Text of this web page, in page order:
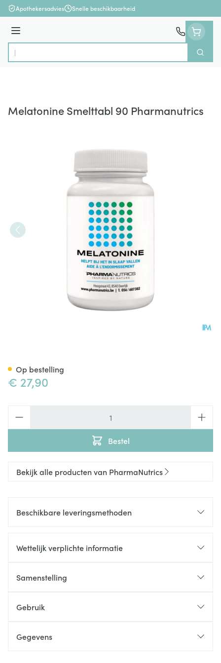
Ga naar de inhoud
Apothekersadvies Snelle beschikbaarheid
Menu
Product, merk, categorie...
Zoek
Melatonine Smelttabl 90 Pharmanutrics
€ 27,90
Bestel
Op bestelling
Bekijk alle producten van PharmaNutrics
Beschikbare leveringsmethoden
Wettelijk verplichte informatie
Samenstelling
Gebruik
Gegevens